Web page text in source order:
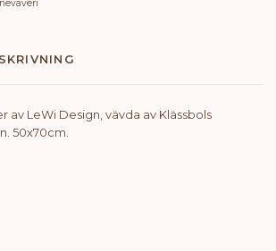
av LeWi Design, vävda av Klässbols
50x70cm.